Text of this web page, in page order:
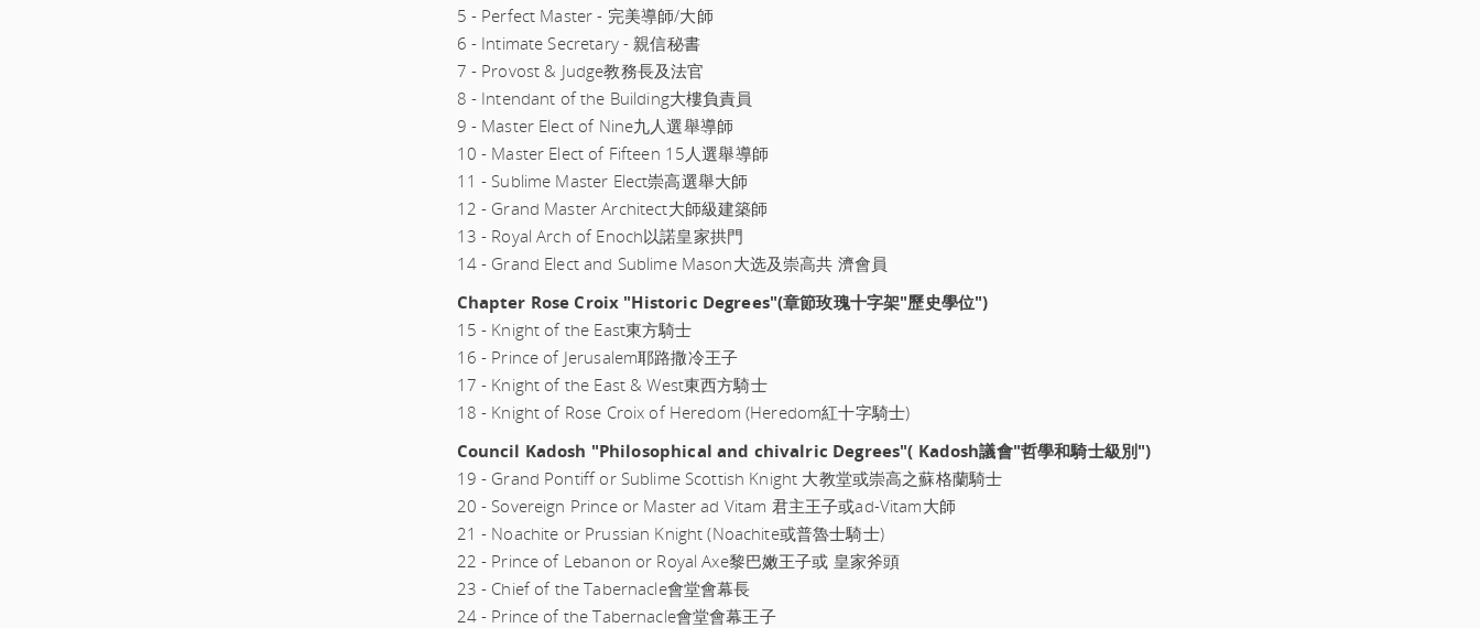
5 - Perfect Master - 完美導師/大師
6 - Intimate Secretary - 親信秘書
7 - Provost & Judge教務長及法官
8 - Intendant of the Building大樓負責員
9 - Master Elect of Nine九人選舉導師
10 - Master Elect of Fifteen 15人選舉導師
11 - Sublime Master Elect崇高選舉大師
12 - Grand Master Architect大師級建築師
13 - Royal Arch of Enoch以諾皇家拱門
14 - Grand Elect and Sublime Mason大选及崇高共 濟會員
Chapter Rose Croix "Historic Degrees"(章節玫瑰十字架"歷史學位")
15 - Knight of the East東方騎士
16 - Prince of Jerusalem耶路撒冷王子
17 - Knight of the East & West東西方騎士
18 - Knight of Rose Croix of Heredom (Heredom紅十字騎士)
Council Kadosh "Philosophical and chivalric Degrees"( Kadosh議會"哲學和騎士級別")
19 - Grand Pontiff or Sublime Scottish Knight 大教堂或崇高之蘇格蘭騎士
20 - Sovereign Prince or Master ad Vitam 君主王子或ad-Vitam大師
21 - Noachite or Prussian Knight (Noachite或普魯士騎士)
22 - Prince of Lebanon or Royal Axe黎巴嫩王子或 皇家斧頭
23 - Chief of the Tabernacle會堂會幕長
24 - Prince of the Tabernacle會堂會幕王子